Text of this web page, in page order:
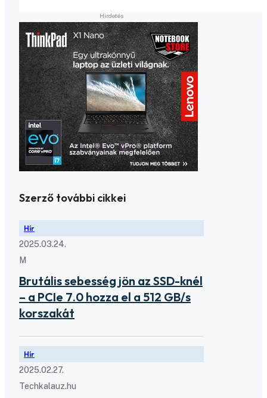
Szerző további cikkei
Hír
2025.03.24.
M
Brutális sebesség jön az SSD-knél
– a PCIe 7.0 hozza el a 512 GB/s
korszakát
Hír
2025.02.27.
Techkalauz.hu